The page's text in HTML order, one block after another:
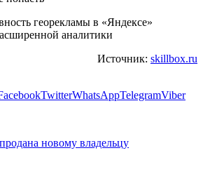
георекламы в «Яндексе»
аналитики
Источник: skillbox.ru
TwitterWhatsAppTelegramViber
новому владельцу